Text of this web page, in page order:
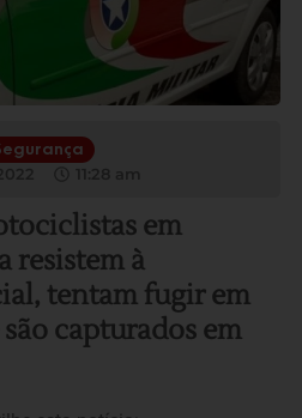
em
resistem à
tentam fugir em
capturados em